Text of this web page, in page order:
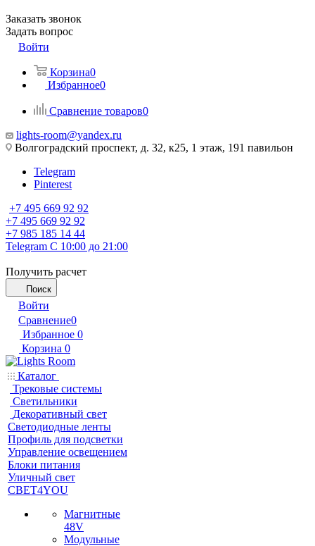
Заказать звонок
Задать вопрос
Войти
Корзина0
Избранное0
Сравнение товаров0
lights-room@yandex.ru
Волгоградский проспект, д. 32, к25, 1 этаж, 191 павильон
Telegram
Pinterest
+7 495 669 92 92
+7 495 669 92 92
+7 985 185 14 44
Telegram С 10:00 до 21:00
Получить расчет
Поиск
Войти
Сравнение0
Избранное 0
Корзина 0
Каталог
Трековые системы
Светильники
Декоративный свет
Светодиодные ленты
Профиль для подсветки
Управление освещением
Блоки питания
Уличный свет
СВЕТ4YOU
Магнитные
48V
Модульные